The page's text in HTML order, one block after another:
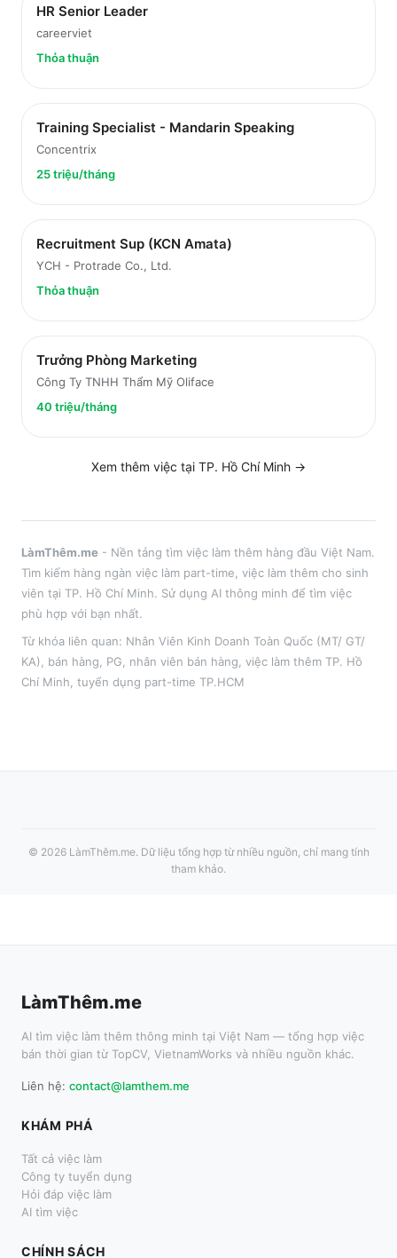
HR Senior Leader
careerviet
Thỏa thuận
Training Specialist - Mandarin Speaking
Concentrix
25 triệu/tháng
Recruitment Sup (KCN Amata)
YCH - Protrade Co., Ltd.
Thỏa thuận
Trưởng Phòng Marketing
Công Ty TNHH Thẩm Mỹ Oliface
40 triệu/tháng
Xem thêm việc tại TP. Hồ Chí Minh →
LàmThêm.me - Nền tảng tìm việc làm thêm hàng đầu Việt Nam.
Tìm kiếm hàng ngàn việc làm part-time, việc làm thêm cho sinh
viên tại TP. Hồ Chí Minh. Sử dụng AI thông minh để tìm việc
phù hợp với bạn nhất.
Từ khóa liên quan: Nhân Viên Kinh Doanh Toàn Quốc (MT/ GT/
KA)
bán hàng, PG, nhân viên bán hàng , việc làm thêm TP. Hồ
Chí Minh , tuyển dụng part-time TP.HCM
© 2026 LàmThêm.me. Dữ liệu tổng hợp từ nhiều nguồn, chỉ mang tính
tham khảo.
LàmThêm.me
AI tìm việc làm thêm thông minh tại Việt Nam — tổng hợp việc
bán thời gian từ TopCV, VietnamWorks và nhiều nguồn khác.
Liên hệ: contact@lamthem.me
KHÁM PHÁ
Tất cả việc làm
Công ty tuyển dụng
Hỏi đáp việc làm
AI tìm việc
CHÍNH SÁCH